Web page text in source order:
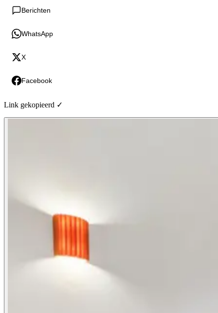
Berichten
WhatsApp
X
Facebook
Link gekopieerd ✓